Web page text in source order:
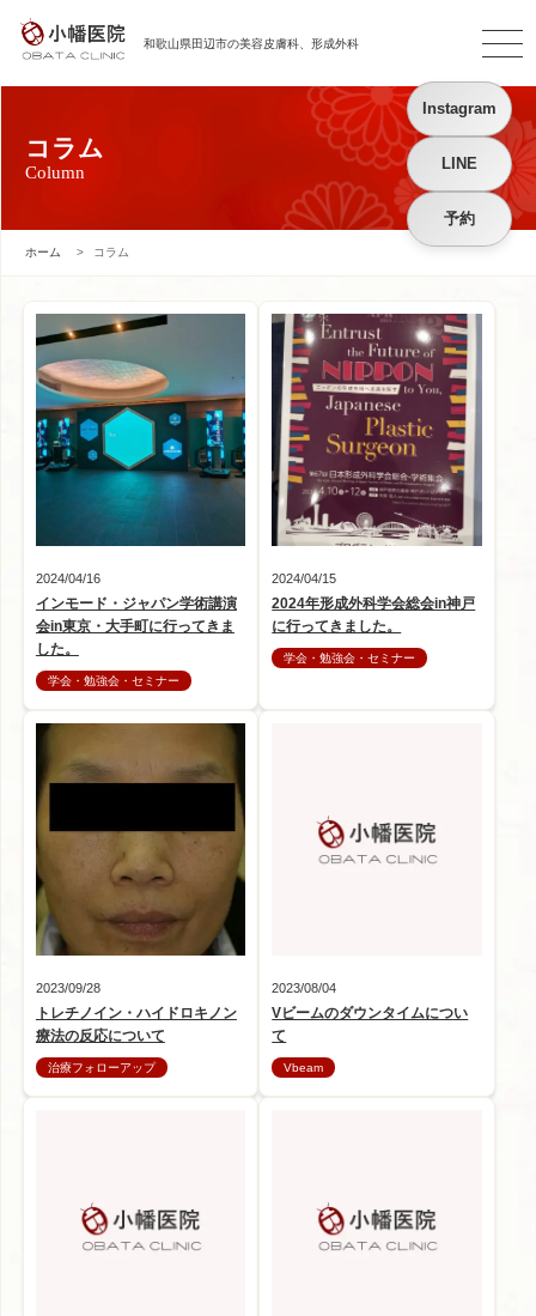
和歌山県田辺市の美容皮膚科、形成外科
コラム
Column
ホーム > コラム
2024/04/16
インモード・ジャパン学術講演
会in東京・大手町に行ってきま
した。
学会・勉強会・セミナー
2024/04/15
2024年形成外科学会総会in神戸
に行ってきました。
学会・勉強会・セミナー
2023/09/28
トレチノイン・ハイドロキノン
療法の反応について
治療フォローアップ
2023/08/04
Vビームのダウンタイムについ
て
Vbeam
Instagram
LINE
予約